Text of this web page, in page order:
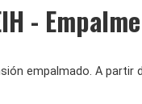
-
empalmado. A partir